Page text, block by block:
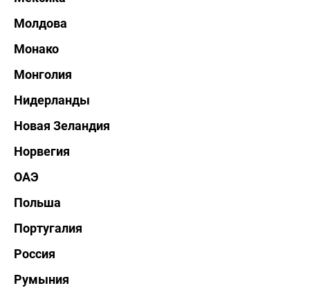
Молдова
Монако
Монголия
Нидерланды
Новая Зеландия
Норвегия
ОАЭ
Польша
Португалия
Россия
Румыния